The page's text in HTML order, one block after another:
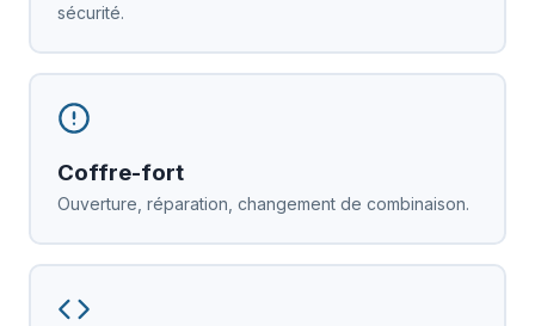
sécurité.
Coffre-fort
Ouverture, réparation, changement de combinaison.